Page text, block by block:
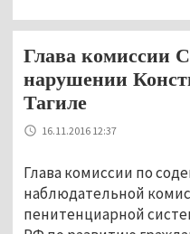
Глава комиссии
нарушении
Тагиле
16.11.2016 12:37
Глава комиссии по
наблюдательной
пенитенциарной